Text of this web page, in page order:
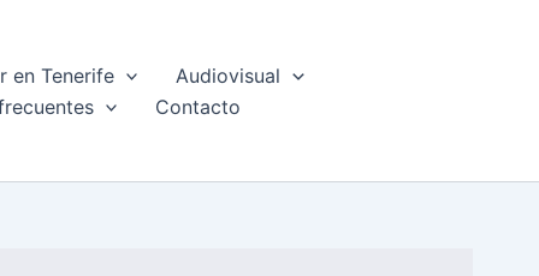
en Tenerife
Audiovisual
Contacto